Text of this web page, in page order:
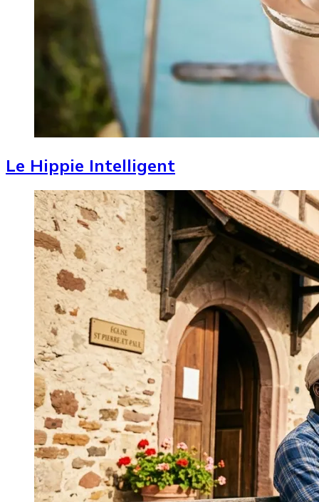
Le Hippie Intelligent
Image